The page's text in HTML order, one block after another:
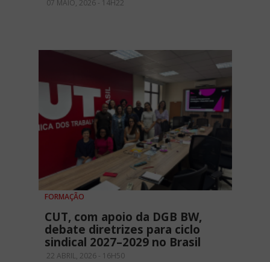
07 MAIO, 2026 - 14H22
FORMAÇÃO
CUT, com apoio da DGB BW,
debate diretrizes para ciclo
sindical 2027–2029 no Brasil
22 ABRIL, 2026 - 16H50